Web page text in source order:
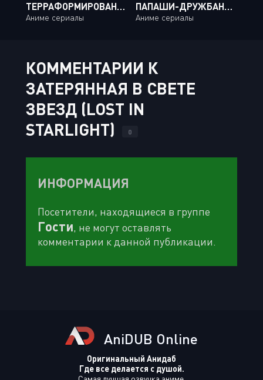
ТЕРРАФОРМИРОВАНИЕ ТВ-1 / TERRA FORMARS TV-1 [13 ИЗ 13]
Аниме сериалы
ПАПАШИ-ДРУЖБАНЫ / BUDDY DADDIES [12 ИЗ 12]
Аниме сериалы
КОММЕНТАРИИ К
ЗАТЕРЯННАЯ В СВЕТЕ
ЗВЕЗД (LOST IN
STARLIGHT)
0
ИНФОРМАЦИЯ
Посетители, находящиеся в группе
Гости, не могут оставлять
комментарии к данной публикации.
AniDUB Online
Оригинальный Анидаб
Где все делается с душой.